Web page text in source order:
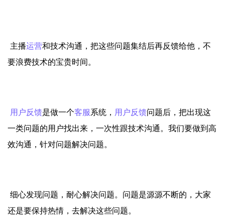
主播运营和技术沟通，把这些问题集结后再反馈给他，不
要浪费技术的宝贵时间。
用户反馈是做一个客服系统， 用户反馈问题后，把出现这
一类问题的用户找出来，一次性跟技术沟通。我们要做到高
效沟通，针对问题解决问题。
细心发现问题，耐心解决问题。问题是源源不断的，大家
还是要保持热情，去解决这些问题。